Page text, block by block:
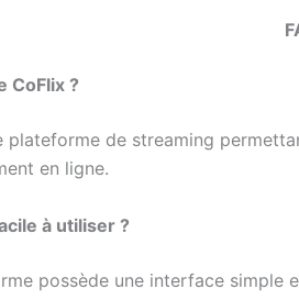
CoFlix ?
plateforme de streaming
en ligne.
à utiliser ?
possède une interface simple